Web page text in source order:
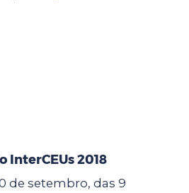
InterCEUs 2018
de setembro, das 9